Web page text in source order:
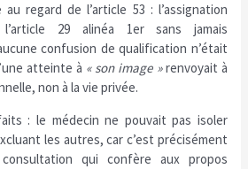
regard de l’article 53 : l’assignation
l’article 29 alinéa 1er sans jamais
confusion de qualification n’était
atteinte à « son image »renvoyait à
non à la vie privée.
: le médecin ne pouvait pas isoler
les autres, car c’est précisément
qui confère aux propos